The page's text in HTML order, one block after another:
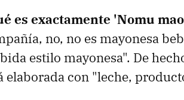
es exactamente 'Nomu
no, no es mayonesa
estilo mayonesa". De
elaborada con "leche,